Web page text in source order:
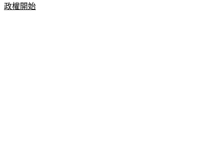
政權開始